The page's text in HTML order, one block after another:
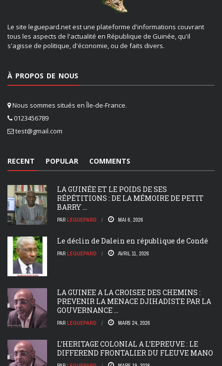
Le site leguepard.net est une plateforme d'informations couvrant
tous les aspects de l'actualité en République de Guinée, qu'il
s'agisse de politique, d'économie, ou de faits divers.
À PROPOS DE NOUS
Nous sommes situés en Île-de-France.
0123456789
test@gmail.com
RECENT POPULAR COMMENTS
LA GUINÉE ET LE POIDS DE SES
RÉPÉTITIONS : DE LA MÉMOIRE DE PETIT
BARRY ...
PAR LEGUEPARD MAI 6, 2026
Le déclin de Dalein en république de Condé
PAR LEGUEPARD AVRIL 11, 2026
LA GUINEE A LA CROISEE DES CHEMINS :
PREVENIR LA MENACE DJIHADISTE PAR LA
GOUVERNANCE ...
PAR LEGUEPARD MARS 24, 2026
L’HERITAGE COLONIAL A L’EPREUVE : LE
DIFFEREND FRONTALIER DU FLEUVE MANO